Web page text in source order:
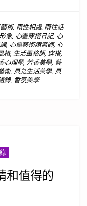
術, 兩性相處, 兩性話
象, 心靈穿搭日記, 心
, 心靈藝術療癒師, 心
格, 生活風格師, 穿搭,
心理學, 芳香美學, 藝
術, 貝兒生活美學, 貝
錄, 香氛美學
和值得的